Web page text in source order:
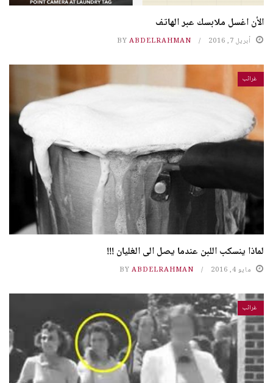
الأن اغسل ملابسك عبر الهاتف
أبريل 7, 2016 BY ABDELRAHMAN
غرائب
لماذا ينسكب اللبن عندما يصل الى الغليان !!!
مايو 4, 2016 BY ABDELRAHMAN
غرائب